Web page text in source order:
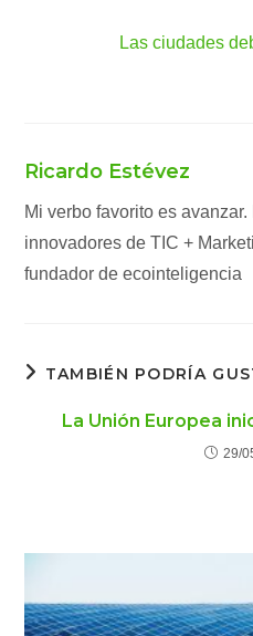
Las ciudades
Ricardo Estévez
Mi verbo favorito es
innovadores de TIC +
fundador de ecointeligencia
TAMBIÉN PODRÍA
La Unión Europea
29/